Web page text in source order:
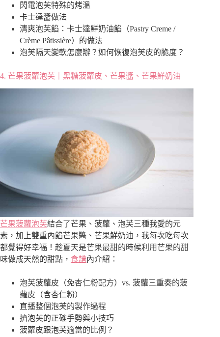
閃電泡芙特殊的烤溫
卡士達醬做法
清爽泡芙餡：卡士達鮮奶油餡（Pastry Creme /
Crème Pâtissière）的做法
泡芙隔天變軟怎麼辦？如何恢復泡芙皮的脆度？
4. 芒果菠蘿泡芙｜黑糖菠蘿皮、芒果醬、芒果鮮奶油
芒果菠蘿泡芙結合了芒果、菠蘿、泡芙三種我愛的元
素，加上雙重內餡芒果醬、芒果鮮奶油，我每次吃每次
都覺得好幸福！趁夏天是芒果最甜的時候利用芒果的甜
味做成天然的甜點， 食譜內介紹：
泡芙菠蘿皮（免杏仁粉配方）vs. 菠蘿三重奏的菠
蘿皮（含杏仁粉）
直播整個泡芙的製作過程
擠泡芙的正確手勢與小技巧
菠蘿皮跟泡芙適當的比例？